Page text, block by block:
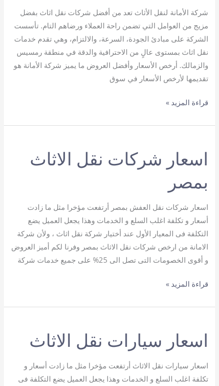
شركة الأمانة لنقل الأثاث تعد من أفضل شركات نقل اثاث بفضل
مزيج من العوامل التي تضمن راحة العملاء ورضاهم التام. تأسست
الشركة على مبادئ الجودة، السرعة، والالتزام، وهي تقدم خدمات
نقل اثاث بمستوى عالٍ من الاحترافية والدقة في منطقة رمسيس
والزمالك. أرخص الأسعار وأفضل العروض ما يميز شركة الأمانة هو
تقديمها لأرخص الأسعار في سوق
افضل
نقل
قراءة المزيد »
اسعار شركات نقل الاثاث
بمصر
اسعار شركات نقل العفش بمصر أرتفعت مؤخرا مثل ما زادت
أسعار و تكلفة اغلب السلع و الخدمات وهذا يجعل العميل يضع
التكلفة فى المعيار الأول عند أختيار شركة نقل اثاث ، ولأن شركة
الامانة من ارخص شركات نقل الاثاث بمصر وفرنا لكم أميز العروض
و أقوى الخصومات التى تصل الى 25% على جميع خدمات شركة
اسعار
نقل
بمصر
قراءة المزيد »
اسعار سيارات نقل الاثاث
اسعار سيارات نقل الاثاث أرتفعت مؤخرا مثل ما زادت أسعار و
تكلفة اغلب السلع و الخدمات وهذا يجعل العميل يضع التكلفة فى